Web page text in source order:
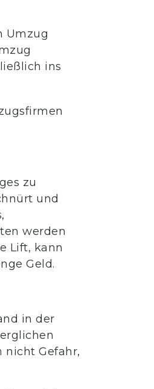
Umzug
ins
zu
und
werden
Lift, kann
Geld.
in der
nicht Gefahr,